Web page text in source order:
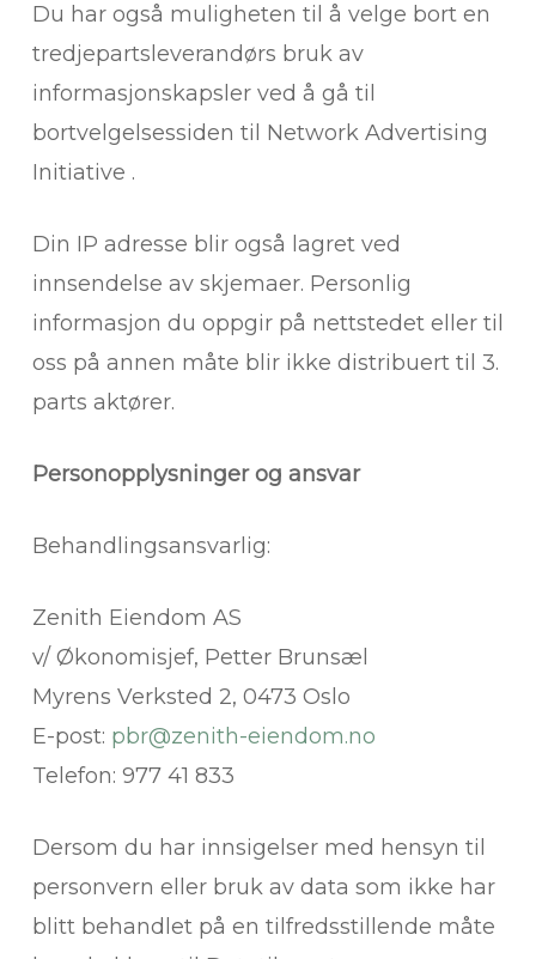
Du har også muligheten til å velge bort en
tredjepartsleverandørs bruk av
informasjonskapsler ved å gå til
bortvelgelsessiden til Network Advertising
Initiative .
Din IP adresse blir også lagret ved
innsendelse av skjemaer. Personlig
informasjon du oppgir på nettstedet eller til
oss på annen måte blir ikke distribuert til 3.
parts aktører.
Personopplysninger og ansvar
Behandlingsansvarlig:
Zenith Eiendom AS
v/ Økonomisjef, Petter Brunsæl
Myrens Verksted 2, 0473 Oslo
E-post: pbr@zenith-eiendom.no
Telefon: 977 41 833
Dersom du har innsigelser med hensyn til
personvern eller bruk av data som ikke har
blitt behandlet på en tilfredsstillende måte